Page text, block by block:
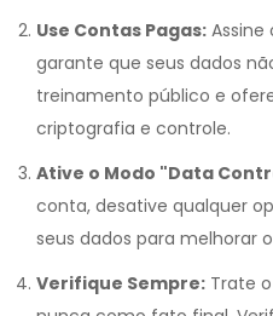
Use Contas Pagas: Assine
garante que seus dados
treinamento público e
criptografia e controle.
Ative o Modo "Data
conta, desative qualquer
seus dados para melhorar
Verifique Sempre: Trate